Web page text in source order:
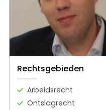
Rechtsgebieden
Arbeidsrecht
Ontslagrecht